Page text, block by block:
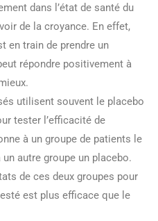
dans l’état de santé du
de la croyance. En effet,
en train de prendre un
répondre positivement à
utilisent souvent le placebo
tester l’efficacité de
à un groupe de patients le
autre groupe un placebo.
de ces deux groupes pour
est plus efficace que le